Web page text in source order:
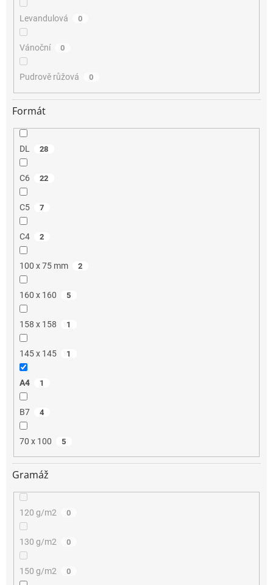
Levandulová 0
Vánoční 0
Pudrově růžová 0
Formát
DL 28
C6 22
C5 7
C4 2
100 x 75 mm 2
160 x 160 5
158 x 158 1
145 x 145 1
A4 1
B7 4
70 x 100 5
Gramáž
120 g/m2 0
130 g/m2 0
150 g/m2 0